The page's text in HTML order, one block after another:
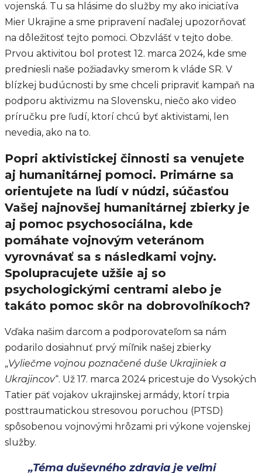
vojenská. Tu sa hlásime do služby my ako iniciatíva
Mier Ukrajine a sme pripravení naďalej upozorňovať
na dôležitosť tejto pomoci. Obzvlášť v tejto dobe.
Prvou aktivitou bol protest 12. marca 2024, kde sme
predniesli naše požiadavky smerom k vláde SR. V
blízkej budúcnosti by sme chceli pripraviť kampaň na
podporu aktivizmu na Slovensku, niečo ako video
príručku pre ľudí, ktorí chcú byť aktivistami, len
nevedia, ako na to.
Popri aktivistickej činnosti sa venujete
aj humanitárnej pomoci. Primárne sa
orientujete na ľudí v núdzi, súčasťou
Vašej najnovšej humanitárnej zbierky je
aj pomoc psychosociálna, kde
pomáhate vojnovým veteránom
vyrovnávať sa s následkami vojny.
Spolupracujete užšie aj so
psychologickými centrami alebo je
takáto pomoc skôr na dobrovoľníkoch?
Vďaka našim darcom a podporovateľom sa nám
podarilo dosiahnuť prvý míľnik našej zbierky
„Vyliečme vojnou poznačené duše Ukrajiniek a
Ukrajincov“. Už 17. marca 2024 pricestuje do Vysokých
Tatier päť vojakov ukrajinskej armády, ktorí trpia
posttraumatickou stresovou poruchou (PTSD)
spôsobenou vojnovými hrôzami pri výkone vojenskej
služby.
„Téma duševného zdravia je veľmi